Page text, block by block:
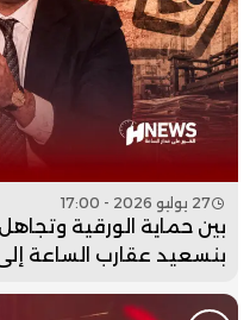
27 يوليو 2026 - 17:00
بين حماية الورقية
بنسعيد عقارب الساعة إلى